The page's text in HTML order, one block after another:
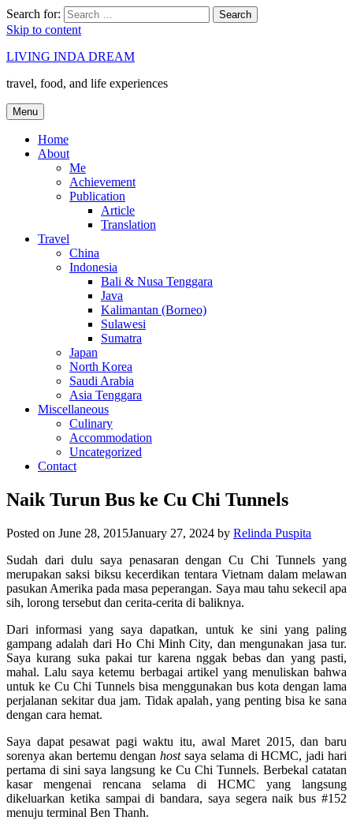
Search for: Search
Skip to content
LIVING INDA DREAM
travel, food, and life experiences
Menu
Home
About
Me
Achievement
Publication
Article
Translation
Travel
China
Indonesia
Bali & Nusa Tenggara
Java
Kalimantan (Borneo)
Sulawesi
Sumatra
Japan
North Korea
Saudi Arabia
Asia Tenggara
Miscellaneous
Culinary
Accommodation
Uncategorized
Contact
Naik Turun Bus ke Cu Chi Tunnels
Posted on June 28, 2015January 27, 2024 by Relinda Puspita
Sudah dari dulu saya penasaran dengan Cu Chi Tunnels yang
merupakan saksi biksu kecerdikan tentara Vietnam dalam melawan
pasukan Amerika pada masa peperangan. Saya mau tahu sekecil apa
sih, lorong tersebut dan cerita-cerita di baliknya.
Dari informasi yang saya dapatkan, untuk ke sini yang paling
gampang adalah dari Ho Chi Minh City, dan mengunakan jasa tur.
Saya kurang suka pakai tur karena nggak bebas dan yang pasti,
mahal. Lalu saya ketemu berbagai artikel yang menuliskan bahwa
untuk ke Cu Chi Tunnels bisa menggunakan bus kota dengan lama
perjalanan sekitar dua jam. Tidak apalah, yang penting bisa ke sana
dengan cara hemat.
Saya dapat pesawat pagi waktu itu, awal Maret 2015, dan baru
sorenya akan bertemu denganhostsaya selama di HCMC, jadi hari
pertama di sini saya langsung ke Cu Chi Tunnels. Berbekal catatan
kasar mengenai rencana selama di HCMC yang langsung
dikeluarkan ketika sampai di bandara, saya segera naik bus #152
menuju terminal Ben Thanh.